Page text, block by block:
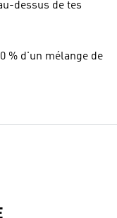
dessus de tes
% d'un mélange de